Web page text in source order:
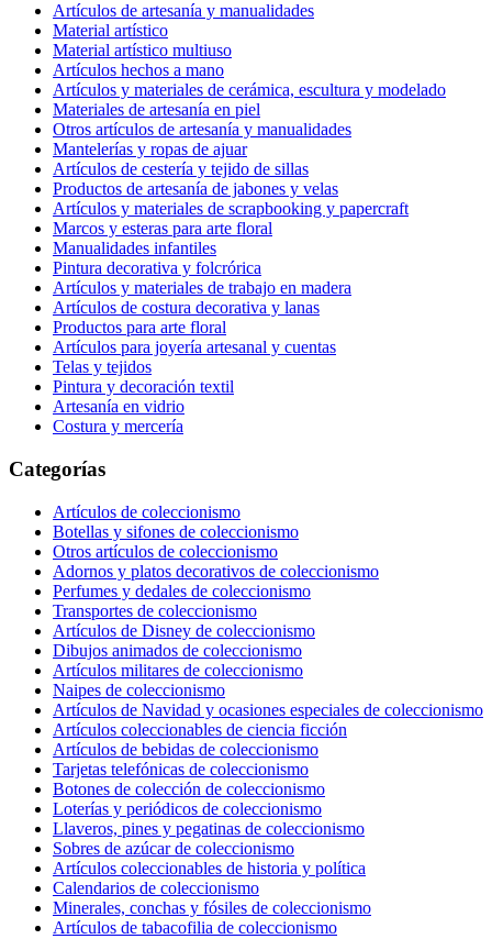
Artículos de artesanía y manualidades
Material artístico
Material artístico multiuso
Artículos hechos a mano
Artículos y materiales de cerámica, escultura y modelado
Materiales de artesanía en piel
Otros artículos de artesanía y manualidades
Mantelerías y ropas de ajuar
Artículos de cestería y tejido de sillas
Productos de artesanía de jabones y velas
Artículos y materiales de scrapbooking y papercraft
Marcos y esteras para arte floral
Manualidades infantiles
Pintura decorativa y folcrórica
Artículos y materiales de trabajo en madera
Artículos de costura decorativa y lanas
Productos para arte floral
Artículos para joyería artesanal y cuentas
Telas y tejidos
Pintura y decoración textil
Artesanía en vidrio
Costura y mercería
Categorías
Artículos de coleccionismo
Botellas y sifones de coleccionismo
Otros artículos de coleccionismo
Adornos y platos decorativos de coleccionismo
Perfumes y dedales de coleccionismo
Transportes de coleccionismo
Artículos de Disney de coleccionismo
Dibujos animados de coleccionismo
Artículos militares de coleccionismo
Naipes de coleccionismo
Artículos de Navidad y ocasiones especiales de coleccionismo
Artículos coleccionables de ciencia ficción
Artículos de bebidas de coleccionismo
Tarjetas telefónicas de coleccionismo
Botones de colección de coleccionismo
Loterías y periódicos de coleccionismo
Llaveros, pines y pegatinas de coleccionismo
Sobres de azúcar de coleccionismo
Artículos coleccionables de historia y política
Calendarios de coleccionismo
Minerales, conchas y fósiles de coleccionismo
Artículos de tabacofilia de coleccionismo